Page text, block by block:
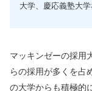
大学、慶応義塾大
マッキンゼーの採用
らの採用が多くを占
の大学からも積極的